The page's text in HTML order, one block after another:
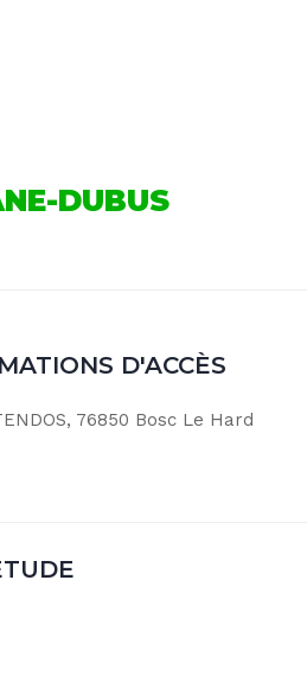
DUBUS
D'ACCÈS
76850 Bosc Le Hard